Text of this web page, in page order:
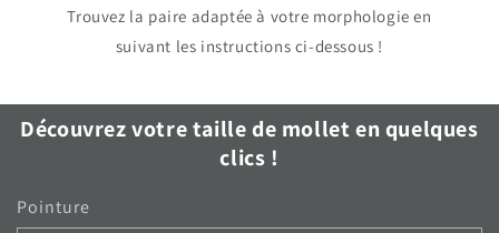
Trouvez la paire adaptée à votre morphologie en
suivant les instructions ci-dessous !
Découvrez votre taille de mollet en quelques
clics !
Pointure